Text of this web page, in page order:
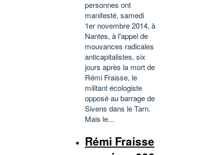
personnes ont
manifesté, samedi
1er novembre 2014, à
Nantes, à l'appel de
mouvances radicales
anticapitalistes, six
jours après la mort de
Rémi Fraisse, le
militant écologiste
opposé au barrage de
Sivens dans le Tarn.
Mais le...
Rémi Fraisse